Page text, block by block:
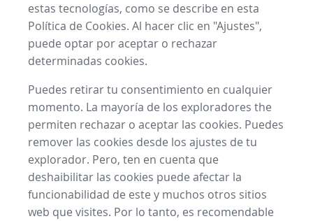
estas tecnologías, como se describe en esta
Política de Cookies. Al hacer clic en "Ajustes",
puede optar por aceptar o rechazar
determinadas cookies.
Puedes retirar tu consentimiento en cualquier
momento. La mayoría de los exploradores the
permiten rechazar o aceptar las cookies. Puedes
remover las cookies desde los ajustes de tu
explorador. Pero, ten en cuenta que
deshaibilitar las cookies puede afectar la
funcionabilidad de este y muchos otros sitios
web que visites. Por lo tanto, es recomendable